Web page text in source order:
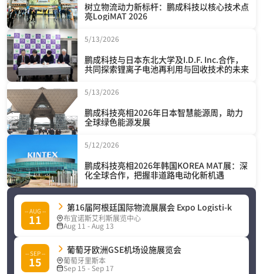
树立物流动力新标杆：鹏成科技以核心技术点
亮LogiMAT 2026
5/13/2026
鹏成科技与日本东北大学及I.D.F. Inc.合作，
共同探索锂离子电池再利用与回收技术的未来
5/13/2026
鹏成科技亮相2026年日本智慧能源周，助力
全球绿色能源发展
5/12/2026
鹏成科技亮相2026年韩国KOREA MAT展：深
化全球合作，把握非道路电动化新机遇
-- AUG --
11
第16届阿根廷国际物流展展会 Expo Logisti-k
布宜诺斯艾利斯展览中心
Aug 11 - Aug 13
-- SEP --
15
葡萄牙欧洲GSE机场设施展览会
葡萄牙里斯本
Sep 15 - Sep 17